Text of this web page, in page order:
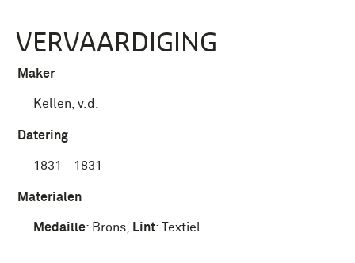
VERVAARDIGING
Maker
Kellen, v.d.
Datering
1831 - 1831
Materialen
Medaille: Brons Lint: Textiel